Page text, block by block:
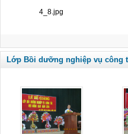
4_8.jpg
Lớp Bồi dưỡng nghiệp vụ công